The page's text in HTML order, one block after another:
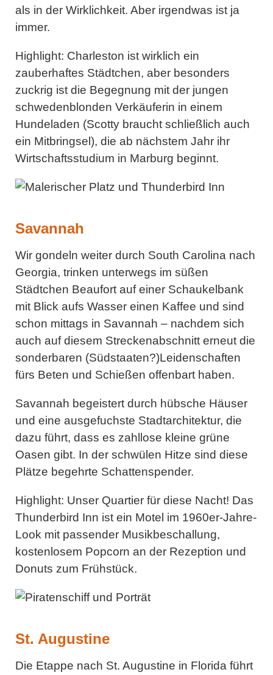
als in der Wirklichkeit. Aber irgendwas ist ja
immer.
Highlight: Charleston ist wirklich ein
zauberhaftes Städtchen, aber besonders
zuckrig ist die Begegnung mit der jungen
schwedenblonden Verkäuferin in einem
Hundeladen (Scotty braucht schließlich auch
ein Mitbringsel), die ab nächstem Jahr ihr
Wirtschaftsstudium in Marburg beginnt.
Savannah
Wir gondeln weiter durch South Carolina nach
Georgia, trinken unterwegs im süßen
Städtchen Beaufort auf einer Schaukelbank
mit Blick aufs Wasser einen Kaffee und sind
schon mittags in Savannah – nachdem sich
auch auf diesem Streckenabschnitt erneut die
sonderbaren (Südstaaten?)Leidenschaften
fürs Beten und Schießen offenbart haben.
Savannah begeistert durch hübsche Häuser
und eine ausgefuchste Stadtarchitektur, die
dazu führt, dass es zahllose kleine grüne
Oasen gibt. In der schwülen Hitze sind diese
Plätze begehrte Schattenspender.
Highlight: Unser Quartier für diese Nacht! Das
Thunderbird Inn ist ein Motel im 1960er-Jahre-
Look mit passender Musikbeschallung,
kostenlosem Popcorn an der Rezeption und
Donuts zum Frühstück.
St. Augustine
Die Etappe nach St. Augustine in Florida führt